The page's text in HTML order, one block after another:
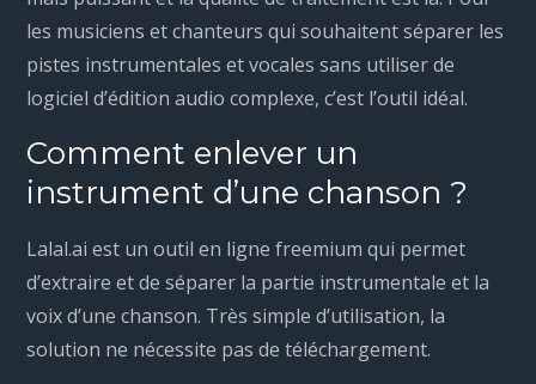
les musiciens et chanteurs qui souhaitent séparer les
pistes instrumentales et vocales sans utiliser de
logiciel d’édition audio complexe, c’est l’outil idéal.
Comment enlever un
instrument d’une chanson ?
Lalal.ai est un outil en ligne freemium qui permet
d’extraire et de séparer la partie instrumentale et la
voix d’une chanson. Très simple d’utilisation, la
solution ne nécessite pas de téléchargement.